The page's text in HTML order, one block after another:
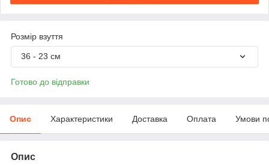
Розмір взуття
36 - 23 см
Готово до відправки
Опис Характеристики Доставка Оплата Умови
Опис